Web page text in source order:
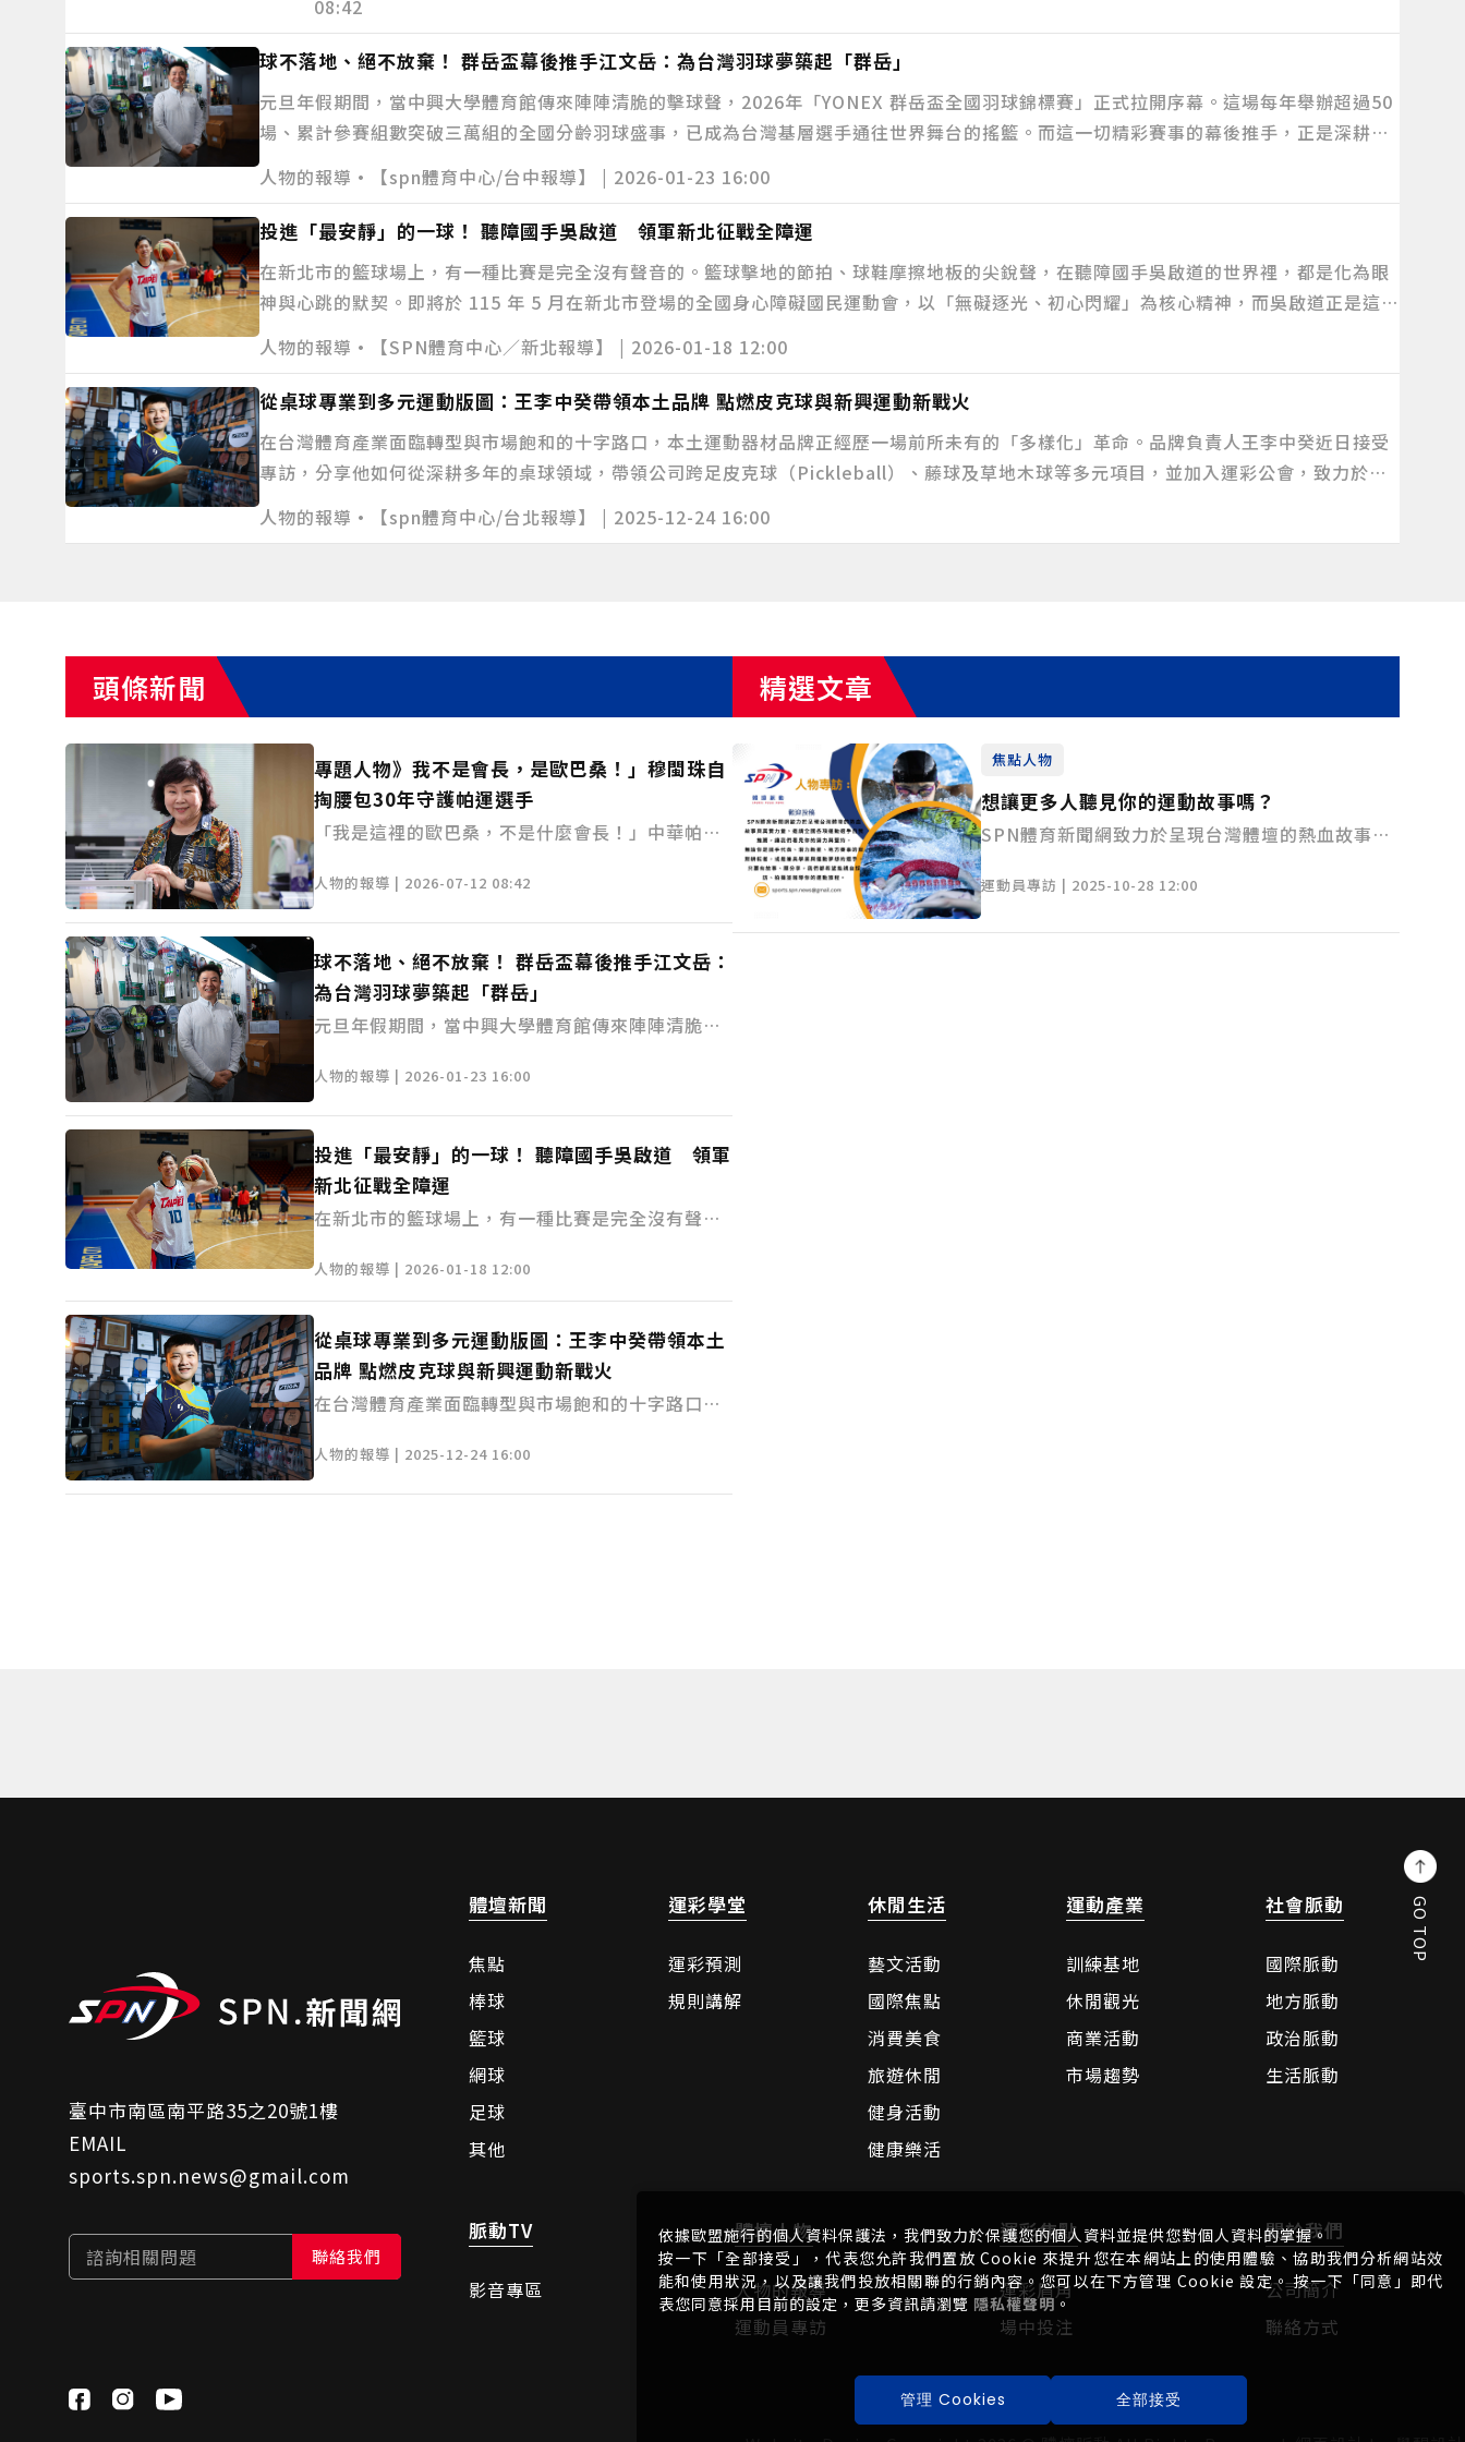
08:42
球不落地、絕不放棄！ 群岳盃幕後推手江文岳：為台灣羽球夢築起「群岳」
元旦年假期間，當中興大學體育館傳來陣陣清脆的擊球聲，2026年「YONEX 群岳盃全國羽球錦標賽」正式拉開序幕。這場每年舉辦超過50
場、累計參賽組數突破三萬組的全國分齡羽球盛事，已成為台灣基層選手通往世界舞台的搖籃。而這一切精彩賽事的幕後推手，正是深耕台
灣羽球17載的群岳股份有限公司董事長——江文岳。
人物的報導•【spn體育中心/台中報導】 | 2026-01-23 16:00
投進「最安靜」的一球！ 聽障國手吳啟道 領軍新北征戰全障運
在新北市的籃球場上，有一種比賽是完全沒有聲音的。籃球擊地的節拍、球鞋摩擦地板的尖銳聲，在聽障國手吳啟道的世界裡，都是化為眼
神與心跳的默契。即將於 115 年 5 月在新北市登場的全國身心障礙國民運動會，以「無礙逐光、初心閃耀」為核心精神，而吳啟道正是這道
韌性之光的最佳代表，他將再次披上戰袍，展現跨越障礙的競技力量。
人物的報導•【SPN體育中心／新北報導】 | 2026-01-18 12:00
從桌球專業到多元運動版圖：王李中癸帶領本土品牌 點燃皮克球與新興運動新戰火
在台灣體育產業面臨轉型與市場飽和的十字路口，本土運動器材品牌正經歷一場前所未有的「多樣化」革命。品牌負責人王李中癸近日接受
專訪，分享他如何從深耕多年的桌球領域，帶領公司跨足皮克球（Pickleball）、藤球及草地木球等多元項目，並加入運彩公會，致力於為
台灣運動人口提供更豐富的選擇。
人物的報導•【spn體育中心/台北報導】 | 2025-12-24 16:00
頭條新聞
人物的報導 | 2026-07-12 08:42
專題人物》我不是會長，是歐巴桑！」穆閩珠自
掏腰包30年守護帕運選手
「我是這裡的歐巴桑，不是什麼會長！」中華帕拉
領薪水、不拿車馬費，甚至自掏腰包、四處募款，
只為替身障選手找教練、找資源、找贊助、找工
作，替他們解決大小難題，讓選手能夠安心訓練、
站上國際舞台，為台灣爭光。
人物的報導 | 2026-01-23 16:00
球不落地、絕不放棄！ 群岳盃幕後推手江文岳：
為台灣羽球夢築起「群岳」
元旦年假期間，當中興大學體育館傳來陣陣清脆的
賽」正式拉開序幕。這場每年舉辦超過50場、累計
參賽組數突破三萬組的全國分齡羽球盛事，已成為
台灣基層選手通往世界舞台的搖籃。而這一切精彩
賽事的幕後推手，正是深耕台灣羽球17載的群岳股
份有限公司董事長——江文岳。
人物的報導 | 2026-01-18 12:00
投進「最安靜」的一球！ 聽障國手吳啟道 領軍
新北征戰全障運
在新北市的籃球場上，有一種比賽是完全沒有聲音
聽障國手吳啟道的世界裡，都是化為眼神與心跳的
默契。即將於 115 年 5 月在新北市登場的全國身心
障礙國民運動會，以「無礙逐光、初心閃耀」為核
心精神，而吳啟道正是這道韌性之光的最佳代表，
他將再次披上戰袍，展現跨越障礙的競技力量。
人物的報導 | 2025-12-24 16:00
從桌球專業到多元運動版圖：王李中癸帶領本土
品牌 點燃皮克球與新興運動新戰火
在台灣體育產業面臨轉型與市場飽和的十字路口，
化」革命。品牌負責人王李中癸近日接受專訪，分
享他如何從深耕多年的桌球領域，帶領公司跨足皮
精選文章
焦點人物
運動員專訪 | 2025-10-28 12:00
想讓更多人聽見你的運動故事嗎？
SPN體育新聞網致力於呈現台灣體壇的熱血故事與
們看見你的努力與堅持。
臺中市南區南平路35之20號1樓
EMAIL
sports.spn.news@gmail.com
諮詢相關問題 聯絡我們
體壇新聞
焦點
棒球
籃球
網球
足球
其他
運彩學堂
運彩預測
規則講解
休閒生活
藝文活動
國際焦點
消費美食
旅遊休閒
健身活動
健康樂活
運動產業
訓練基地
休閒觀光
商業活動
市場趨勢
社會脈動
國際脈動
地方脈動
政治脈動
生活脈動
脈動TV
影音專區
體壇人物
人物的報導
運動員專訪
運彩焦點
運彩眉角
場中投注
關於我們
公司簡介
聯絡方式
GO TOP
依據歐盟施行的個人資料保護法，我們致力於保護您的個人資料並提供您對個人資料的掌握。
按一下「全部接受」，代表您允許我們置放 Cookie 來提升您在本網站上的使用體驗、協助我們分析網站效
能和使用狀況，以及讓我們投放相關聯的行銷內容。您可以在下方管理 Cookie 設定。 按一下「同意」即代
表您同意採用目前的設定，更多資訊請瀏覽 隱私權聲明。
管理 Cookies 全部接受
僅必需的Cookies